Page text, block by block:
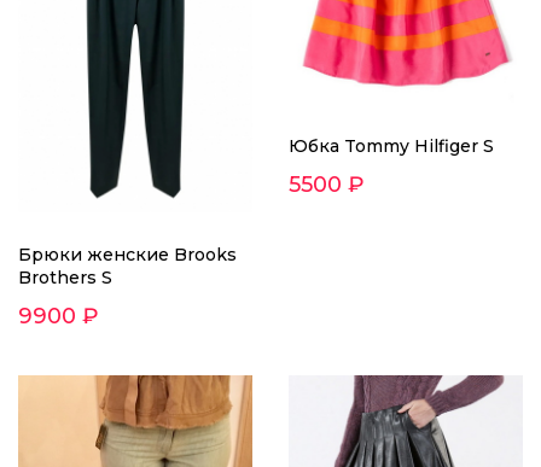
Брюки женские Brooks
Brothers S
9900 ₽
Юбка Tommy Hilfiger S
5500 ₽